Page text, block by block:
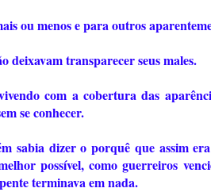
ou menos e para outros
deixavam transparecer seus males.
com a cobertura das
se conhecer.
sabia dizer o porquê que assim
possível, como guerreiros
terminava em nada.